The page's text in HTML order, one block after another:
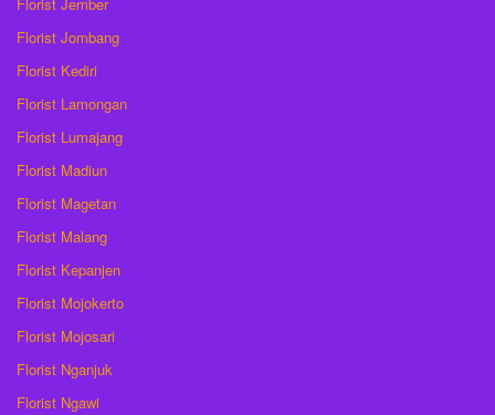
Florist Jombang
Florist Kediri
Florist Lamongan
Florist Lumajang
Florist Madiun
Florist Magetan
Florist Malang
Florist Kepanjen
Florist Mojokerto
Florist Mojosari
Florist Nganjuk
Florist Ngawi